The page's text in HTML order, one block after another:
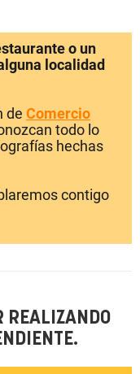
o un
localidad
de Comercio
todo lo
hechas
contigo
REALIZANDO